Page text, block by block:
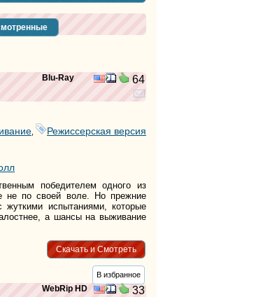
Blu-Ray 64
Режиссерская версия
победителем одного из
не по своей воле. Но прежние
испытаниями, которые
а шансы на выживание
Скачать и Смотреть
В избранное
WebRip HD 33